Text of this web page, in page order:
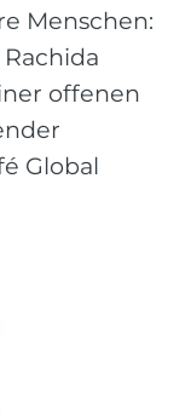
Menschen:
offenen
Global